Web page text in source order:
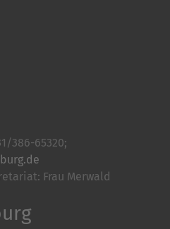
386-65320;
Frau Merwald